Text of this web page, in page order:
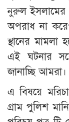
নুরুল
অপরাধ না
স্থানের
এই ঘটনার
জানাচ্ছি আমরা।
এ বিষয়ে
গ্রাম পুলিশ